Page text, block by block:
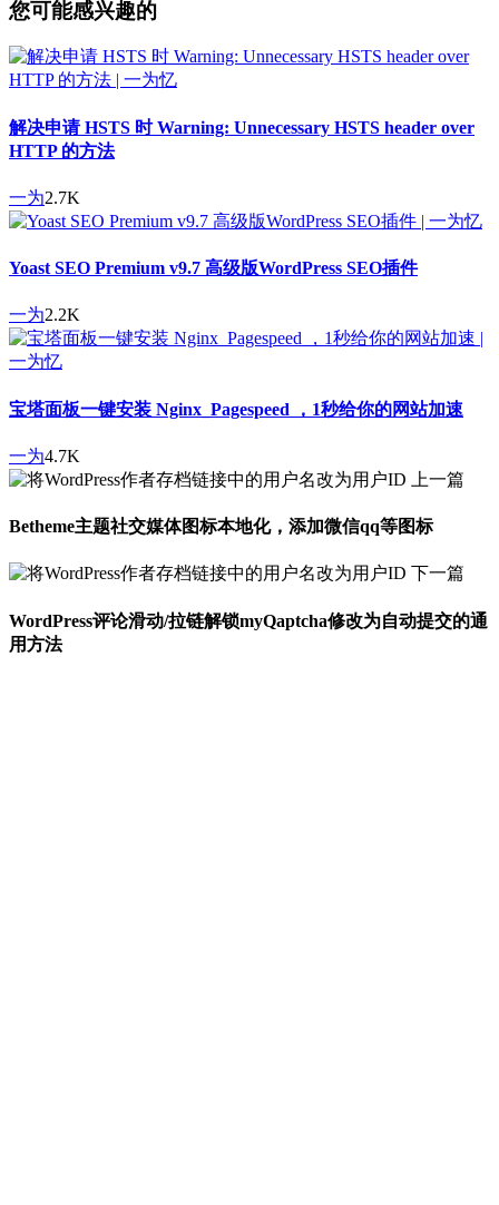
您可能感兴趣的
解决申请 HSTS 时 Warning: Unnecessary HSTS header over
HTTP 的方法
一为2.7K
Yoast SEO Premium v9.7 高级版WordPress SEO插件
一为2.2K
宝塔面板一键安装 Nginx_Pagespeed ，1秒给你的网站加速
一为4.7K
上一篇
Betheme主题社交媒体图标本地化，添加微信qq等图标
下一篇
WordPress评论滑动/拉链解锁myQaptcha修改为自动提交的通
用方法